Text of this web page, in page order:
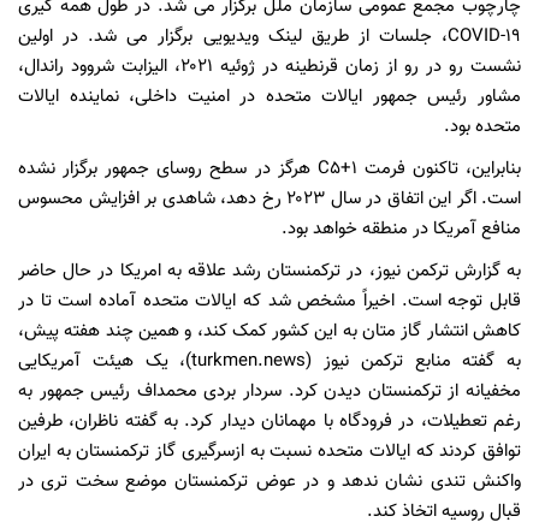
چارچوب مجمع عمومی سازمان ملل برگزار می شد. در طول همه گیری
COVID-۱۹، جلسات از طریق لینک ویدیویی برگزار می شد. در اولین
نشست رو در رو از زمان قرنطینه در ژوئیه ۲۰۲۱، الیزابت شروود راندال،
مشاور رئیس جمهور ایالات متحده در امنیت داخلی، نماینده ایالات
متحده بود.
بنابراین، تاکنون فرمت C۵+۱ هرگز در سطح روسای جمهور برگزار نشده
است. اگر این اتفاق در سال ۲۰۲۳ رخ دهد، شاهدی بر افزایش محسوس
منافع آمریکا در منطقه خواهد بود.
به گزارش ترکمن نیوز، در ترکمنستان رشد علاقه به امریکا در حال حاضر
قابل توجه است. اخیراً مشخص شد که ایالات متحده آماده است تا در
کاهش انتشار گاز متان به این کشور کمک کند، و همین چند هفته پیش،
به گفته منابع ترکمن نیوز (turkmen.news)، یک هیئت آمریکایی
مخفیانه از ترکمنستان دیدن کرد. سردار بردی محمداف رئیس جمهور به
رغم تعطیلات، در فرودگاه با مهمانان دیدار کرد. به گفته ناظران، طرفین
توافق کردند که ایالات متحده نسبت به ازسرگیری گاز ترکمنستان به ایران
واکنش تندی نشان ندهد و در عوض ترکمنستان موضع سخت تری در
قبال روسیه اتخاذ کند.